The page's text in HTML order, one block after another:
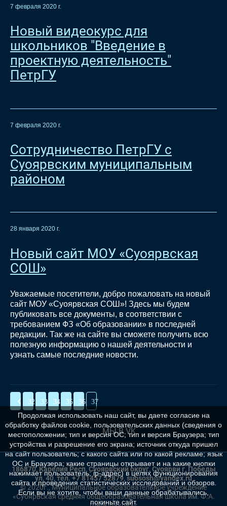
7 февраля 2020 г.
Новый видеокурс для
школьников "Введение в
проектную деятельность"
ПетрГУ
7 февраля 2020 г.
Сотрудничество ПетрГУ с
Суоярвским муниципальным
районом
28 января 2020 г.
Новый сайт МОУ «Суоярвская
СОШ»
Уважаемые посетители, добро пожаловать на новый
сайт МОУ «Суоярвская СОШ»! Здесь мы будем
публиковать все документы, в соответствии с
требованием ФЗ «Об образовании» в последней
редакции. Так же на сайте вы сможете получить всю
полезную информацию о нашей деятельности и
узнать самые последние новости.
32 33 34 35 36 37
МЫ В VK
186870, Карелия Респ, Суоярвский округ, Суоярви г, Победы
ул, 40, тел. +7 81457 52879, suososh@yandex.ru
© 2020г., Муниципальное образовательное учреждение
«Суоярвская средняя общеобразовательная школа им. Ф.А.
Продолжая использовать наш сайт, вы даете согласие на
обработку файлов cookie, пользовательских данных (сведения о
местоположении; тип и версия ОС; тип и версия Браузера; тип
устройства и разрешение его экрана; источник откуда пришел
на сайт пользователь; с какого сайта или по какой рекламе; язык
ОС и Браузера; какие страницы открывает и на какие кнопки
нажимает пользователь; ip-адрес) в целях функционирования
сайта и проведения статистических исследований и обзоров.
Если вы не хотите, чтобы ваши данные обрабатывались,
покиньте сайт.